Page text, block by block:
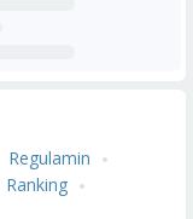
Regulamin
Ranking